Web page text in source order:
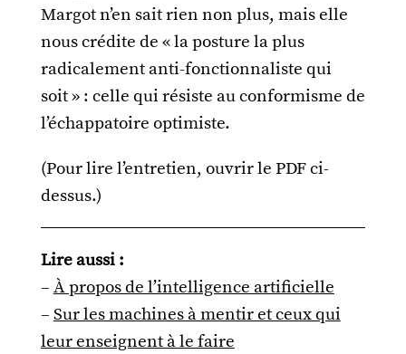
Margot n’en sait rien non plus, mais elle
nous crédite de « la posture la plus
radicalement anti-fonctionnaliste qui
soit » : celle qui résiste au conformisme de
l’échappatoire optimiste.
(Pour lire l’entretien, ouvrir le PDF ci-
dessus.)
Lire aussi :
–À propos de l’intelligence artificielle
–Sur les machines à mentir et ceux qui
leur enseignent à le faire